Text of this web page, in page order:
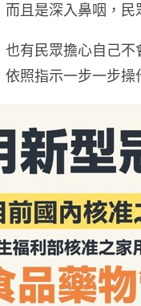
且是深入鼻咽，
也有民眾擔心自己
照指示一步一步操